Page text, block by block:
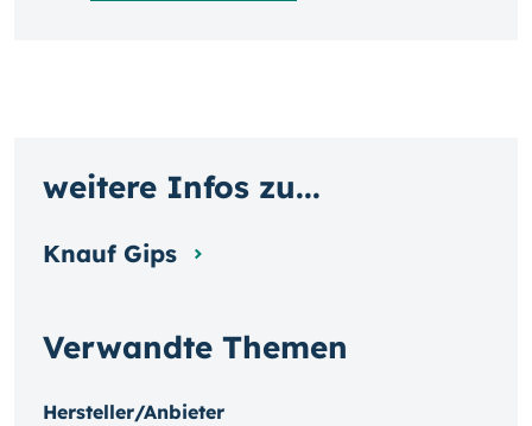
Verwandte Themen
Hersteller/Anbieter
weitere Infos zu...
Knauf Gips